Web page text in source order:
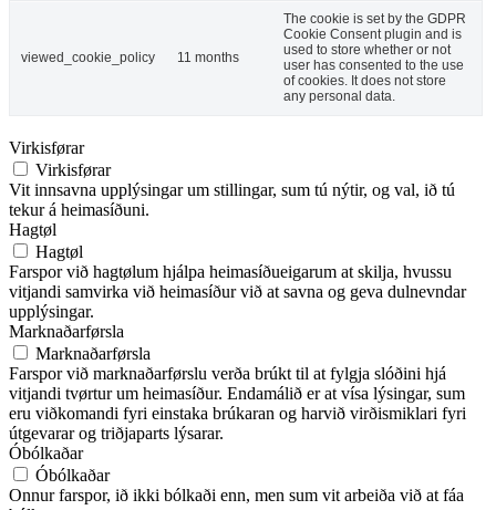
viewed_cookie_policy 11 months
The cookie is set by the GDPR
Cookie Consent plugin and is
used to store whether or not
user has consented to the use
of cookies. It does not store
any personal data.
Virkisførar
Virkisførar
Vit innsavna upplýsingar um stillingar, sum tú nýtir, og val, ið tú
tekur á heimasíðuni.
Hagtøl
Hagtøl
Farspor við hagtølum hjálpa heimasíðueigarum at skilja, hvussu
vitjandi samvirka við heimasíður við at savna og geva dulnevndar
upplýsingar.
Marknaðarførsla
Marknaðarførsla
Farspor við marknaðarførslu verða brúkt til at fylgja slóðini hjá
vitjandi tvørtur um heimasíður. Endamálið er at vísa lýsingar, sum
eru viðkomandi fyri einstaka brúkaran og harvið virðismiklari fyri
útgevarar og triðjaparts lýsarar.
Óbólkaðar
Óbólkaðar
Onnur farspor, ið ikki bólkaði enn, men sum vit arbeiða við at fáa